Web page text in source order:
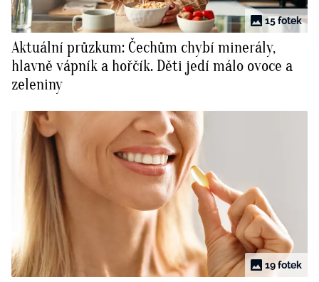
15 fotek
Aktuální průzkum: Čechům chybí minerály,
hlavně vápník a hořčík. Děti jedí málo ovoce a
zeleniny
19 fotek